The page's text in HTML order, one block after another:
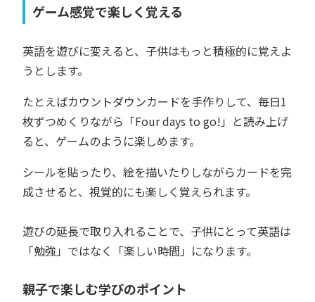
ゲーム感覚で楽しく覚える
英語を遊びに変えると、子供はもっと積極的に覚えよ
うとします。
たとえばカウントダウンカードを手作りして、毎日1
枚ずつめくりながら「Four days to go!」と読み上げ
ると、ゲームのように楽しめます。
シールを貼ったり、絵を描いたりしながらカードを完
成させると、視覚的にも楽しく覚えられます。
遊びの延長で取り入れることで、子供にとって英語は
「勉強」ではなく「楽しい時間」になります。
親子で楽しむ学びのポイント